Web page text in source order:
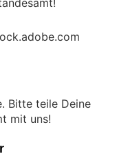
Bitte teile Deine
mit uns!